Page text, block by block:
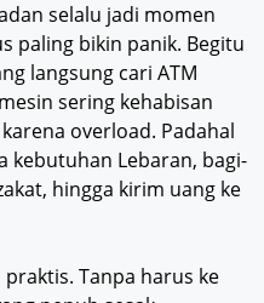
selalu jadi momen
paling bikin panik. Begitu
langsung cari ATM
sering kehabisan
overload. Padahal
kebutuhan Lebaran, bagi-
hingga kirim uang ke
Tanpa harus ke